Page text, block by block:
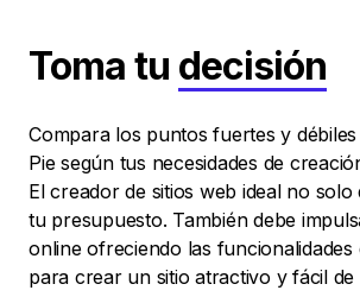
Toma tu decisión
Compara los puntos fuertes y
Pie según tus necesidades de
El creador de sitios web ideal no solo
tu presupuesto. También debe
online ofreciendo las funcionalidades
para crear un sitio atractivo y fácil de